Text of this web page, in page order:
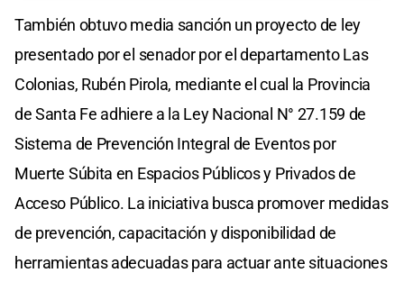
También obtuvo media sanción un proyecto de ley
presentado por el senador por el departamento Las
Colonias, Rubén Pirola, mediante el cual la Provincia
de Santa Fe adhiere a la Ley Nacional N° 27.159 de
Sistema de Prevención Integral de Eventos por
Muerte Súbita en Espacios Públicos y Privados de
Acceso Público. La iniciativa busca promover medidas
de prevención, capacitación y disponibilidad de
herramientas adecuadas para actuar ante situaciones